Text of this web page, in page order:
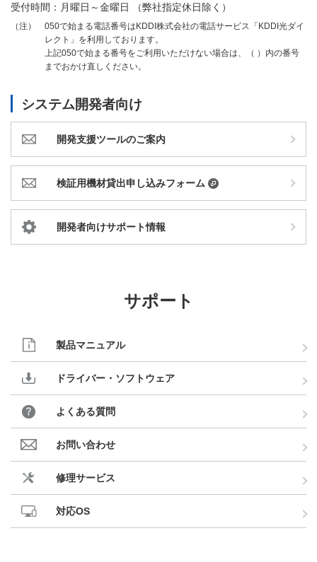
受付時間：月曜日～金曜日 （弊社指定休日除く）
（注）
050で始まる電話番号はKDDI株式会社の電話サービス「KDDI光ダイ
レクト」を利用しております。
上記050で始まる番号をご利用いただけない場合は、（ ）内の番号
までおかけ直しください。
システム開発者向け
開発支援ツールのご案内
検証用機材貸出申し込みフォーム
開発者向けサポート情報
サポート
製品マニュアル
ドライバー・ソフトウェア
よくある質問
お問い合わせ
修理サービス
対応OS